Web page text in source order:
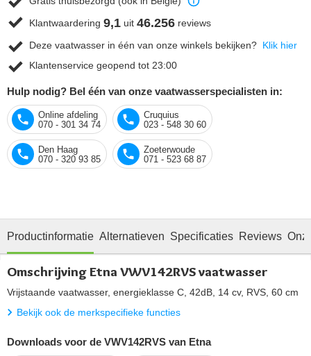
Klantwaardering 9,1 uit 46.256 reviews
Deze vaatwasser in één van onze winkels bekijken? Klik hier
Klantenservice geopend tot 23:00
Hulp nodig? Bel één van onze vaatwasserspecialisten in:
Online afdeling
070 - 301 34 74
Cruquius
023 - 548 30 60
Den Haag
070 - 320 93 85
Zoeterwoude
071 - 523 68 87
Productinformatie Alternatieven Specificaties Reviews
Omschrijving Etna VWV142RVS vaatwasser
Vrijstaande vaatwasser, energieklasse C, 42dB, 14 cv, RVS, 60 cm
Bekijk ook de merkspecifieke functies
Downloads voor de VWV142RVS van Etna